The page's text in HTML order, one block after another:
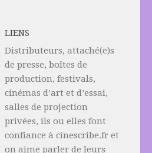
LIENS
Distributeurs, attaché(e)s
de presse, boîtes de
production, festivals,
cinémas d’art et d’essai,
salles de projection
privées, ils ou elles font
confiance à cinescribe.fr et
on aime parler de leurs